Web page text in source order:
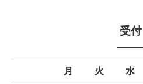
受付
月 火 水